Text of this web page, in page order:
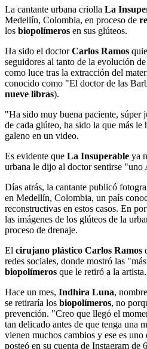
La cantante urbana criolla La
Medellín, Colombia, en proceso de
los biopolímeros en sus glúteos.
Ha sido el doctorCarlos Ramos
seguidores al tanto de la evolución
como luce tras la extracción del
conocido como "El doctor de las
nueve libras).
"Ha sido muy buena paciente, súper
de cada glúteo, ha sido la que más le
galeno en un video.
Es evidente que La Insuperable ya
urbana le dijo al doctor sentirse "uno
Días atrás, la cantante publicó
en Medellín, Colombia, un país
reconstructivas en estos casos. En
las imágenes de los glúteos de la
proceso de drenaje.
El cirujano plástico Carlos Ramos
redes sociales, donde mostró las
biopolímeros que le retiró a la artista.
Hace un mes, Indhira Luna,
se retiraría los biopolímeros, no
prevención. "Creo que llegó el
tan delicado antes de que tenga una
vienen muchos cambios y ese es
posteó en su cuenta de Instagram de